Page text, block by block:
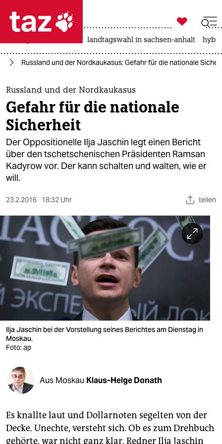
 taz zahl ich
taz zahl ich
themen
politik
öko
gesellschaft
kultur
sport
berlin
nord
wahrheit
verlag
verlag
veranstaltungen
shop
fragen & hilfe
unterstützen
genossenschaft

taz zahl ich
landtagswahl in sachsen-anhalt
Russland und der Nordkaukasus: Gefahr für die nationale
Russland und der Nordkaukasus
Gefahr für die nationale
Sicherheit
Der Oppositionelle Ilja Jaschin legt einen Bericht
über den tschetschenischen Präsidenten Ramsan
Kadyrow vor. Der kann schalten und walten, wie er
will.
23.2.2016 18:32 Uhr teilen
Ilja Jaschin bei der Vorstellung seines Berichtes am Dienstag in
Moskau.
Foto: ap
Aus Moskau Klaus-Helge Donath
Es knallte laut und Dollarnoten segelten von der
Decke. Unechte, versteht sich. Ob es zum Drehbuch
gehörte, war nicht ganz klar. Redner Ilja Jaschin